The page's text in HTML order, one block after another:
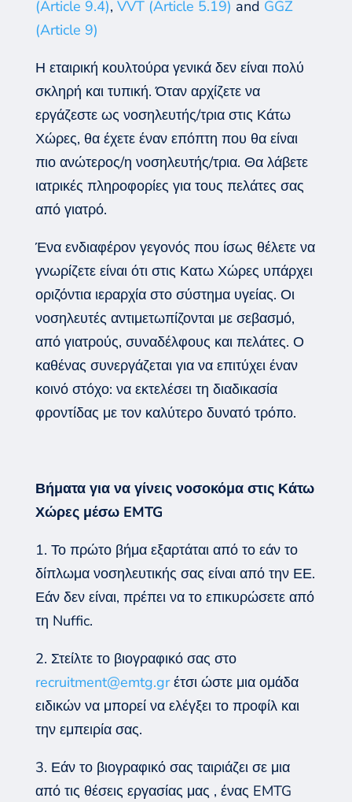
(Article 9.4), VVT (Article 5.19) and GGZ
(Article 9)
Η εταιρική κουλτούρα γενικά δεν είναι πολύ
σκληρή και τυπική. Όταν αρχίζετε να
εργάζεστε ως νοσηλευτής/τρια στις Κάτω
Χώρες, θα έχετε έναν επόπτη που θα είναι
πιο ανώτερος/η νοσηλευτής/τρια. Θα λάβετε
ιατρικές πληροφορίες για τους πελάτες σας
από γιατρό.
Ένα ενδιαφέρον γεγονός που ίσως θέλετε να
γνωρίζετε είναι ότι στις Κατω Χώρες υπάρχει
οριζόντια ιεραρχία στο σύστημα υγείας. Οι
νοσηλευτές αντιμετωπίζονται με σεβασμό,
από γιατρούς, συναδέλφους και πελάτες. Ο
καθένας συνεργάζεται για να επιτύχει έναν
κοινό στόχο: να εκτελέσει τη διαδικασία
φροντίδας με τον καλύτερο δυνατό τρόπο.
Βήματα για να γίνεις νοσοκόμα στις Κάτω
Χώρες μέσω EMTG
1. Το πρώτο βήμα εξαρτάται από το εάν το
δίπλωμα νοσηλευτικής σας είναι από την ΕΕ.
Εάν δεν είναι, πρέπει να το επικυρώσετε από
τη Nuffic.
2. Στείλτε το βιογραφικό σας στο
recruitment@emtg.grέτσι ώστε μια ομάδα
ειδικών να μπορεί να ελέγξει το προφίλ και
την εμπειρία σας.
3. Εάν το βιογραφικό σας ταιριάζει σε μια
από τις θέσεις εργασίας μας , ένας EMTG